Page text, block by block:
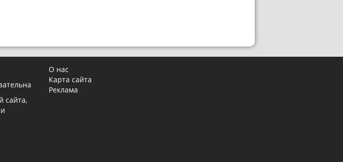
сайта,
и
О нас
Карта сайта
Реклама